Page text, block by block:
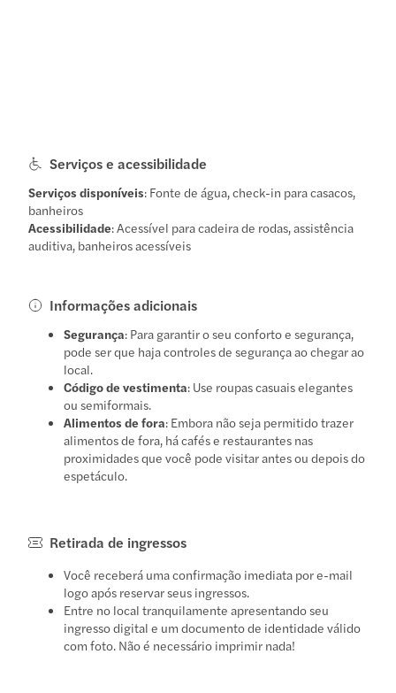
Serviços e acessibilidade
Serviços disponíveis: Fonte de água, check-in para casacos,
banheiros
Acessibilidade: Acessível para cadeira de rodas, assistência
auditiva, banheiros acessíveis
Informações adicionais
Segurança: Para garantir o seu conforto e segurança,
pode ser que haja controles de segurança ao chegar ao
local.
Código de vestimenta: Use roupas casuais elegantes
ou semiformais.
Alimentos de fora: Embora não seja permitido trazer
alimentos de fora, há cafés e restaurantes nas
proximidades que você pode visitar antes ou depois do
espetáculo.
Retirada de ingressos
Você receberá uma confirmação imediata por e-mail
logo após reservar seus ingressos.
Entre no local tranquilamente apresentando seu
ingresso digital e um documento de identidade válido
com foto. Não é necessário imprimir nada!